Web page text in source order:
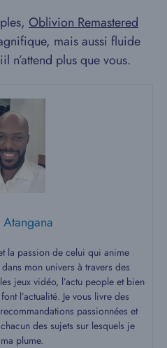
Oblivion Remastered
mais aussi fluide
n’attend plus que vous.
la passion de celui qui anime
mon univers à travers des
jeux vidéo, l’actu people et bien
l’actualité. Je vous livre des
passionnées et
des sujets sur lesquels je
plume.